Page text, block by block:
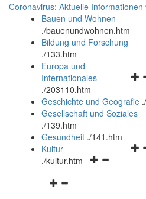
Coronavirus: Aktuelle Informationen
Bauen und Wohnen
./bauenundwohnen.htm
Bildung und Forschung
./133.htm
und
Europa und
Internationales
./203110.htm
Geschichte und Geografie .
Gesellschaft und Soziales
./139.htm
Gesundheit ./141.htm
Kultur
./kultur.htm
Navigationsmenü